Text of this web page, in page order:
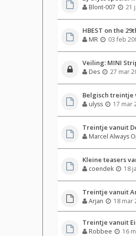
Blont-007 21
HBEST on the
MR 03 feb
Veiling: MINI
Des 27 mar
Belgisch treintje
ulyss 17 mar
Treintje vanuit
Marcel Always
Kleine teasers
coendek 18
Treintje vanuit
Arjan 18 mar
Treintje vanuit
Robbee 16